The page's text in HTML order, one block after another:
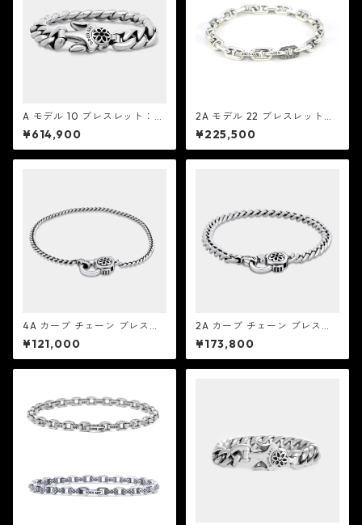
A モデル 10 ブレスレット：G
ood Art HLYWD グッド アー
ト ハリウッド
¥614,900
2A モデル 22 ブレスレット：
Good Art HLYWD グッド ア
ート ハリウッド
¥225,500
4A カーブ チェーン ブレスレ
ット：Good Art HLYWD グッ
ド アート ハリウッド
¥121,000
2A カーブ チェーン ブレスレ
ット：Good Art HLYWD グッ
ド アート ハリウッド
¥173,800